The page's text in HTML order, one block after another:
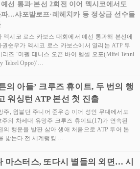
선 통과·본선 2회전 이어 멕시코에서도
파…샤포발로프·레헤치카 등 정상급 선수들
멕시코 로스 카보스 대회에서 예선 통과해 본선에
권순우가 멕시코 로스 카보스에서 열리는 ATP 투
리즈 ‘미펠 테니스 오픈 바이 텔셀 오포(Mifel Tenni
Telcel Oppo)’…
의 아들’ 크루즈 휴이트, 두 번의 행
워싱턴 ATP 본선 첫 진출
주, 윔블던 주니어 준우승 이어 성인 무대에서도
주의 차세대 유망주 크루즈 휴이트(17)가 연속된
의 행운을 발판 삼아 생애 처음으로 ATP 투어 본
밟는다.전 세계랭킹 …
마스터스, 또다시 별들의 외면… 시